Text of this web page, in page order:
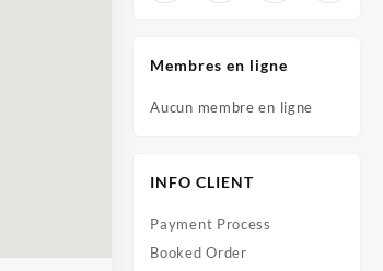
Membres en ligne
Aucun membre en ligne
INFO CLIENT
Payment Process
Booked Order